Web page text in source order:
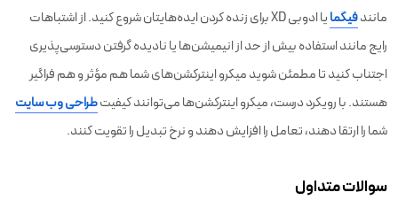
مانندفیگما
یا ادوبی XD برای زنده کردن ایده‌هایتان شروع کنید. از اشتباهات
رایج مانند استفاده بیش از حد از انیمیشن‌ها یا نادیده گرفتن دسترسی‌پذیری
اجتناب کنید تا مطمئن شوید میکرو اینترکشن‌های شما هم مؤثر و هم فراگیر
هستند. با رویکرد درست، میکرو اینترکشن‌ها می‌توانند کیفیتطراحی وب سایت
شما را ارتقا دهند، تعامل را افزایش دهند و نرخ تبدیل را تقویت کنند.
سوالات متداول